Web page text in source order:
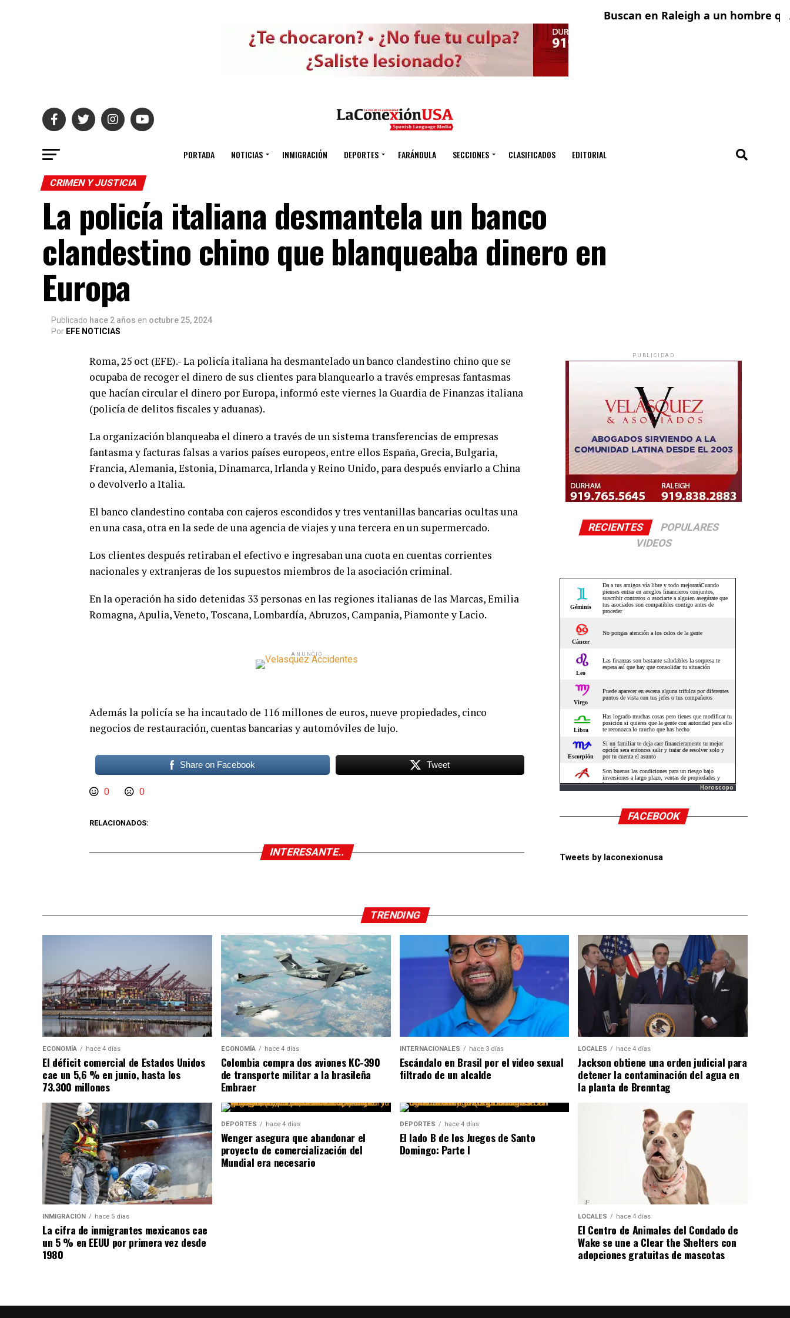
Buscan en Raleigh a un hombre que
PORTADA NOTICIAS INMIGRACIÓN DEPORTES FARÁNDULA SECCIONES CLASIFICADOS EDITORIAL
CRIMEN Y JUSTICIA
La policía italiana desmantela un banco
clandestino chino que blanqueaba dinero en
Europa
Publicado hace 2 años en octubre 25, 2024
Por EFE NOTICIAS
Roma, 25 oct (EFE).- La policía italiana ha desmantelado un banco clandestino chino que se
ocupaba de recoger el dinero de sus clientes para blanquearlo a través empresas fantasmas
que hacían circular el dinero por Europa, informó este viernes la Guardia de Finanzas italiana
(policía de delitos fiscales y aduanas).
La organización blanqueaba el dinero a través de un sistema transferencias de empresas
fantasma y facturas falsas a varios países europeos, entre ellos España, Grecia, Bulgaria,
Francia, Alemania, Estonia, Dinamarca, Irlanda y Reino Unido, para después enviarlo a China
o devolverlo a Italia.
El banco clandestino contaba con cajeros escondidos y tres ventanillas bancarias ocultas una
en una casa, otra en la sede de una agencia de viajes y una tercera en un supermercado.
Los clientes después retiraban el efectivo e ingresaban una cuota en cuentas corrientes
nacionales y extranjeras de los supuestos miembros de la asociación criminal.
En la operación ha sido detenidas 33 personas en las regiones italianas de las Marcas, Emilia
Romagna, Apulia, Veneto, Toscana, Lombardía, Abruzos, Campania, Piamonte y Lacio.
ANUNCIO
Además la policía se ha incautado de 116 millones de euros, nueve propiedades, cinco
negocios de restauración, cuentas bancarias y automóviles de lujo.
Share on Facebook Tweet
0 0
RELACIONADOS:
INTERESANTE..
PUBLICIDAD
RECIENTES
POPULARES
VIDEOS
Horoscopo
FACEBOOK
Tweets by laconexionusa
TRENDING
ECONOMÍA hace 4 días
El déficit comercial de Estados Unidos
cae un 5,6 % en junio, hasta los
73.300 millones
ECONOMÍA hace 4 días
Colombia compra dos aviones KC-390
de transporte militar a la brasileña
Embraer
INTERNACIONALES hace 3 días
Escándalo en Brasil por el video sexual
filtrado de un alcalde
LOCALES hace 4 días
Jackson obtiene una orden judicial para
detener la contaminación del agua en
la planta de Brenntag
INMIGRACIÓN hace 5 días
La cifra de inmigrantes mexicanos cae
un 5 % en EEUU por primera vez desde
1980
DEPORTES hace 4 días
Wenger asegura que abandonar el
proyecto de comercialización del
Mundial era necesario
DEPORTES hace 4 días
El lado B de los Juegos de Santo
Domingo: Parte I
LOCALES hace 4 días
El Centro de Animales del Condado de
Wake se une a Clear the Shelters con
adopciones gratuitas de mascotas